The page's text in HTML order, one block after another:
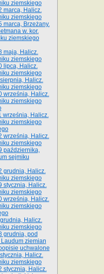
ziemskiego
marca, Halicz.
ziemskiego
marca, Brzeżany.
w. kor.
ziemskiego
maja, Halicz.
ziemskiego
lipca, Halicz.
ziemskiego
Halicz.
ziemskiego
września, Halicz.
ziemskiego
września, Halicz.
ziemskiego
września, Halicz.
ziemskiego
października,
sejmiku
grudnia, Halicz.
ziemskiego
stycznia, Halicz.
ziemskiego
września, Halicz.
ziemskiego
Halicz.
ziemskiego
grudnia, pod
ziemian
uchwalone
Halicz.
ziemskiego
stycznia, Halicz.